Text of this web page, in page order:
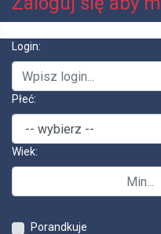
Login:
Płeć:
Wiek:
Porandkuje